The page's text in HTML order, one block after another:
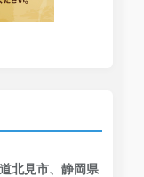
北見市、静岡県